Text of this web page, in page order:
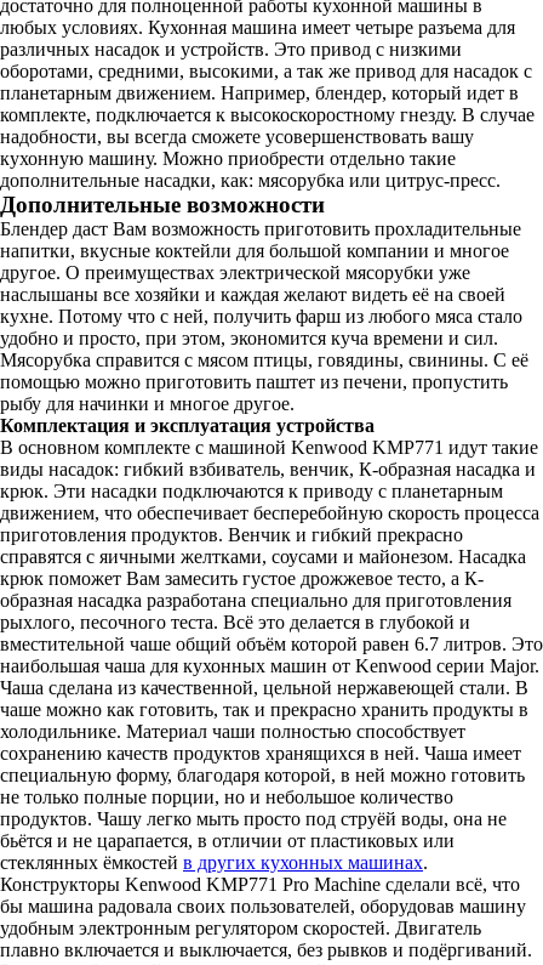
достаточно для полноценной работы кухонной машины в
любых условиях. Кухонная машина имеет четыре разъема для
различных насадок и устройств. Это привод с низкими
оборотами, средними, высокими, а так же привод для насадок с
планетарным движением. Например, блендер, который идет в
комплекте, подключается к высокоскоростному гнезду. В случае
надобности, вы всегда сможете усовершенствовать вашу
кухонную машину. Можно приобрести отдельно такие
дополнительные насадки, как: мясорубка или цитрус-пресс.
Дополнительные возможности
Блендер даст Вам возможность приготовить прохладительные
напитки, вкусные коктейли для большой компании и многое
другое. О преимуществах электрической мясорубки уже
наслышаны все хозяйки и каждая желают видеть её на своей
кухне. Потому что с ней, получить фарш из любого мяса стало
удобно и просто, при этом, экономится куча времени и сил.
Мясорубка справится с мясом птицы, говядины, свинины. С её
помощью можно приготовить паштет из печени, пропустить
рыбу для начинки и многое другое.
Комплектация и эксплуатация устройства
В основном комплекте с машиной Kenwood KMP771 идут такие
виды насадок: гибкий взбиватель, венчик, К-образная насадка и
крюк. Эти насадки подключаются к приводу с планетарным
движением, что обеспечивает бесперебойную скорость процесса
приготовления продуктов. Венчик и гибкий прекрасно
справятся с яичными желтками, соусами и майонезом. Насадка
крюк поможет Вам замесить густое дрожжевое тесто, а К-
образная насадка разработана специально для приготовления
рыхлого, песочного теста. Всё это делается в глубокой и
вместительной чаше общий объём которой равен 6.7 литров. Это
наибольшая чаша для кухонных машин от Kenwood серии Major.
Чаша сделана из качественной, цельной нержавеющей стали. В
чаше можно как готовить, так и прекрасно хранить продукты в
холодильнике. Материал чаши полностью способствует
сохранению качеств продуктов хранящихся в ней. Чаша имеет
специальную форму, благодаря которой, в ней можно готовить
не только полные порции, но и небольшое количество
продуктов. Чашу легко мыть просто под струёй воды, она не
бьётся и не царапается, в отличии от пластиковых или
стеклянных ёмкостей в других кухонных машинах.
Конструкторы Kenwood KMP771 Pro Machine сделали всё, что
бы машина радовала своих пользователей, оборудовав машину
удобным электронным регулятором скоростей. Двигатель
плавно включается и выключается, без рывков и подёргиваний.